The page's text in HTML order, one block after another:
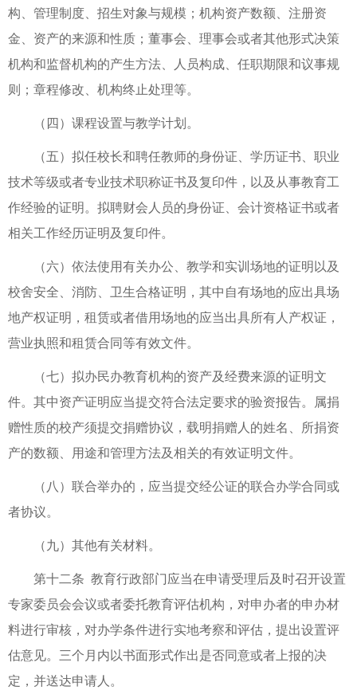
构、管理制度、招生对象与规模；机构资产数额、注册资
金、资产的来源和性质；董事会、理事会或者其他形式决策
机构和监督机构的产生方法、人员构成、任职期限和议事规
则；章程修改、机构终止处理等。
（四）课程设置与教学计划。
（五）拟任校长和聘任教师的身份证、学历证书、职业
技术等级或者专业技术职称证书及复印件，以及从事教育工
作经验的证明。拟聘财会人员的身份证、会计资格证书或者
相关工作经历证明及复印件。
（六）依法使用有关办公、教学和实训场地的证明以及
校舍安全、消防、卫生合格证明，其中自有场地的应出具场
地产权证明，租赁或者借用场地的应当出具所有人产权证，
营业执照和租赁合同等有效文件。
（七）拟办民办教育机构的资产及经费来源的证明文
件。其中资产证明应当提交符合法定要求的验资报告。属捐
赠性质的校产须提交捐赠协议，载明捐赠人的姓名、所捐资
产的数额、用途和管理方法及相关的有效证明文件。
（八）联合举办的，应当提交经公证的联合办学合同或
者协议。
（九）其他有关材料。
第十二条 教育行政部门应当在申请受理后及时召开设置
专家委员会会议或者委托教育评估机构，对申办者的申办材
料进行审核，对办学条件进行实地考察和评估，提出设置评
估意见。三个月内以书面形式作出是否同意或者上报的决
定，并送达申请人。